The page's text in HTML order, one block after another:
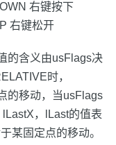
右键按下
右键松开
的含义由usFlags决
时，
的移动，当usFlags
，lLast的值表
某固定点的移动。